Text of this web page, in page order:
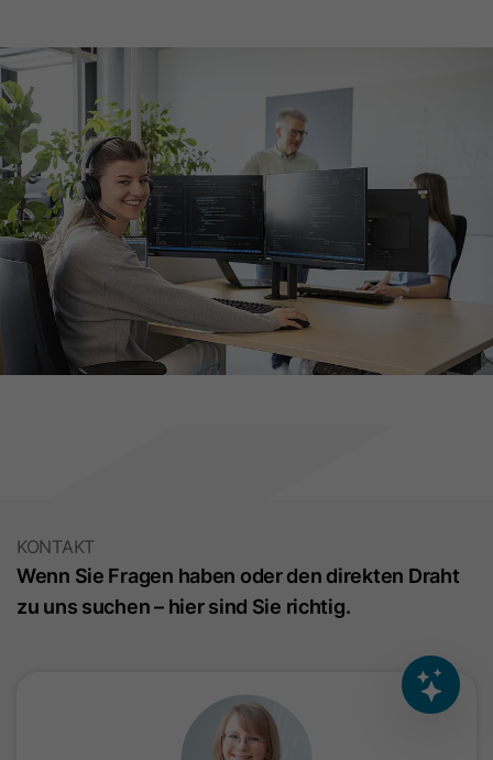
KONTAKT
Wenn Sie Fragen haben oder den direkten Draht
zu uns suchen – hier sind Sie richtig.​